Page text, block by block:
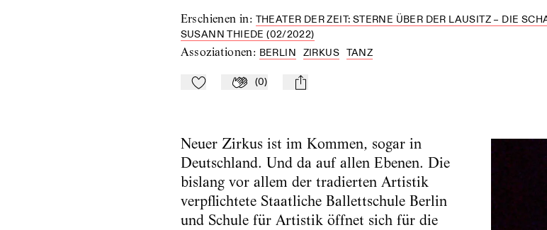
Erschienen in: THEATER DER ZEIT: STERNE ÜBER DER LAUSITZ – DIE
SUSANN THIEDE (02/2022)
Assoziationen: BERLIN ZIRKUS TANZ
Zu Mein-TdZ hinzufügen
Applaudieren
(0) mail
Neuer Zirkus ist im Kommen, sogar in
Deutschland. Und da auf allen Ebenen. Die
bislang vor allem der tradierten Artistik
verpflichtete Staatliche Ballettschule Berlin
und Schule für Artistik öffnet sich für die